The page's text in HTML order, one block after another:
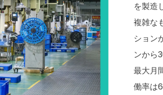
を製造
複雑な
ション
ンから
最大月
働率は